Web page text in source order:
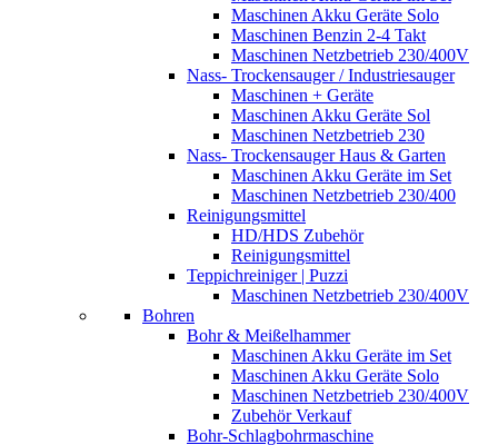
Maschinen Akku Geräte Solo
Maschinen Benzin 2-4 Takt
Maschinen Netzbetrieb 230/400V
Nass- Trockensauger / Industriesauger
Maschinen + Geräte
Maschinen Akku Geräte Sol
Maschinen Netzbetrieb 230
Nass- Trockensauger Haus & Garten
Maschinen Akku Geräte im Set
Maschinen Netzbetrieb 230/400
Reinigungsmittel
HD/HDS Zubehör
Reinigungsmittel
Teppichreiniger | Puzzi
Maschinen Netzbetrieb 230/400V
Bohren
Bohr & Meißelhammer
Maschinen Akku Geräte im Set
Maschinen Akku Geräte Solo
Maschinen Netzbetrieb 230/400V
Zubehör Verkauf
Bohr-Schlagbohrmaschine